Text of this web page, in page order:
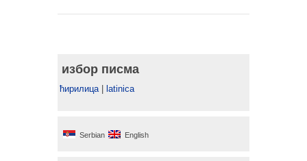
избор писма
ћирилица| latinica
Serbian English